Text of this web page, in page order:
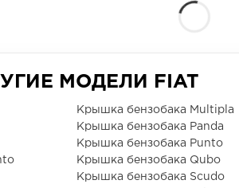
МОДЕЛИ FIAT
Крышка бензобака Multipla
Крышка бензобака Panda
Крышка бензобака Punto
Крышка бензобака Qubo
Крышка бензобака Scudo